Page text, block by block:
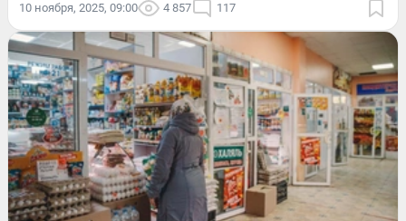
10 ноября, 2025, 09:00 4 857 117